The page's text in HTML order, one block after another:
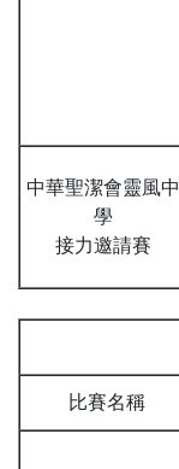
中華聖潔會靈風中
學
接力邀請賽
比賽名稱